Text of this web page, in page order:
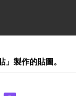
」製作的貼圖。